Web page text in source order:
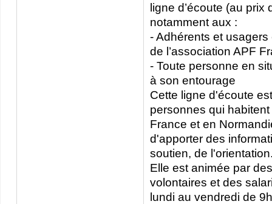
ligne d’écoute (au prix
notamment aux :
- Adhérents et
de l’association APF
- Toute personne en
à son entourage
Cette ligne d'écoute
personnes qui
France et en
d'apporter des
soutien, de
Elle est animée par
volontaires et des
lundi au vendredi de